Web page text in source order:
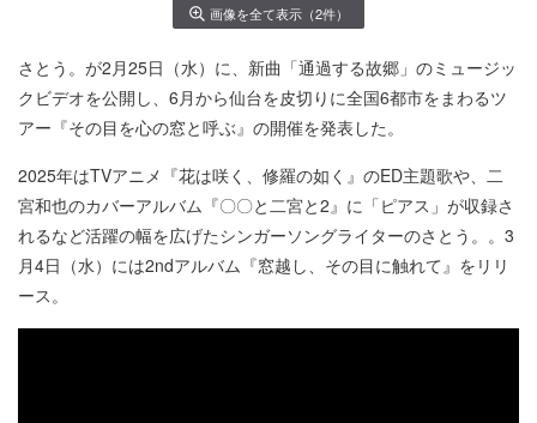
画像を全て表示（2件）
さとう。が2月25日（水）に、新曲「通過する故郷」のミュージッ
クビデオを公開し、6月から仙台を皮切りに全国6都市をまわるツ
アー『その目を心の窓と呼ぶ』の開催を発表した。
2025年はTVアニメ『花は咲く、修羅の如く』のED主題歌や、二
宮和也のカバーアルバム『〇〇と二宮と2』に「ピアス」が収録さ
れるなど活躍の幅を広げたシンガーソングライターのさとう。。3
月4日（水）には2ndアルバム『窓越し、その目に触れて』をリリ
ース。